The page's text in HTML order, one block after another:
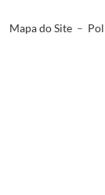
Mapa do Site –